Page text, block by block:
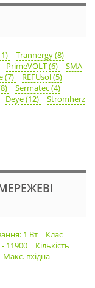
Trannergy (8)
PrimeVOLT (6)
SMA
(7)
REFUsol (5)
Sermatec (4)
Deye (12)
Stromherz
1 Вт
Клас
11900
Кількість
Макс. вхідна